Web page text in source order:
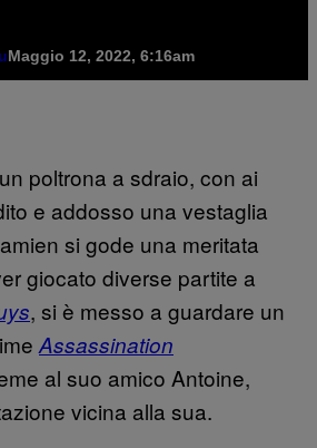
Maggio 12, 2022, 6:16am
poltrona a sdraio, con ai
e addosso una vestaglia
si gode una meritata
giocato diverse partite a
, si è messo a guardare un
Assassination
al suo amico Antoine,
vicina alla sua.